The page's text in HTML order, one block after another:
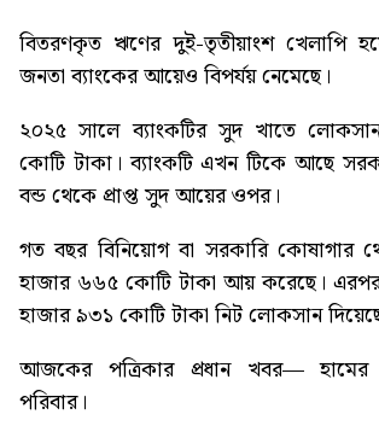
বিতরণকৃত ঋণের দুই-তৃতীয়াংশ খেলাপি
জনতা ব্যাংকের আয়েও বিপর্যয় নেমেছে।
২০২৫ সালে ব্যাংকটির সুদ খাতে
কোটি টাকা। ব্যাংকটি এখন টিকে আছে
বন্ড থেকে প্রাপ্ত সুদ আয়ের ওপর।
গত বছর বিনিয়োগ বা সরকারি কোষাগার
হাজার ৬৬৫ কোটি টাকা আয় করেছে।
হাজার ৯৩১ কোটি টাকা নিট লোকসান
আজকের পত্রিকার প্রধান খবর—
পরিবার।